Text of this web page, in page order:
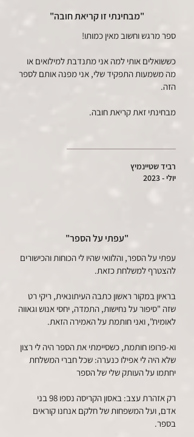
"מבחינתי זו קריאת חובה"
ספר מרגש וחשוב מאין כמותו!
כששואלים אותי למה אני מתנדבת למילואים או
מה משמעות התפקיד שלי, אני מפנה אותם לספר
הזה.
מבחינתי זאת קריאת חובה.
רביד שטיינמיץ
יולי - 2023
"עפתי על הספר"
עפתי על הספר, והלוואי שהיו לי הכוחות והכישורים
להצטרף למשלחת כזאת.
בראיון במקור ראשון כתבה העיתונאית, ריקי רט
שזה "סיפור על נחישות, התמדה, יחסי אנוש וגאווה
לאומית", ואני חותמת על האמירה הזאת.
וא-פרופו חותמת, כשסיימתי את הספר היה לי רצון
שלא היה לי אפילו כנערה: שכל חברי המשלחת
יחתמו על העותק שלי של הספר
רק אזהרת עצב: באסון הקריסה נספו 98 בני
אדם, ועל המשפחות של חלקם אנחנו קוראים
בספר.